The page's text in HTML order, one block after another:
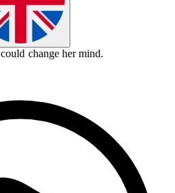
could change her mind.